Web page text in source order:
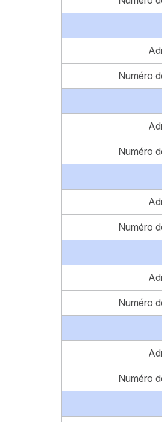
Numéro
Numéro
Numéro
Numéro
Numéro